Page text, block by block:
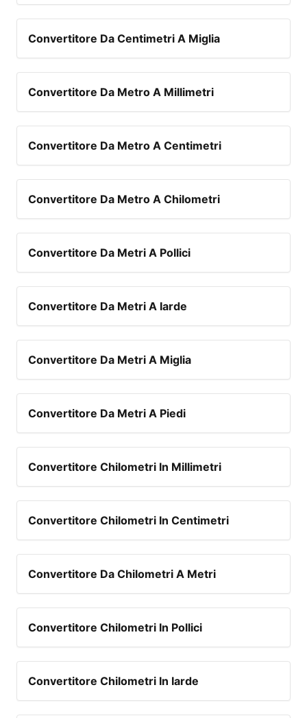
Convertitore Da Centimetri A Miglia
Convertitore Da Metro A Millimetri
Convertitore Da Metro A Centimetri
Convertitore Da Metro A Chilometri
Convertitore Da Metri A Pollici
Convertitore Da Metri A Iarde
Convertitore Da Metri A Miglia
Convertitore Da Metri A Piedi
Convertitore Chilometri In Millimetri
Convertitore Chilometri In Centimetri
Convertitore Da Chilometri A Metri
Convertitore Chilometri In Pollici
Convertitore Chilometri In Iarde